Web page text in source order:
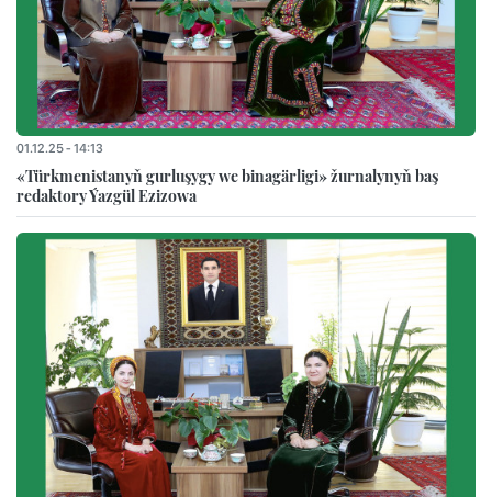
01.12.25 - 14:13
«Türkmenistanyň gurluşygy we binagärligi» žurnalynyň baş
redaktory Ýazgül Ezizowa